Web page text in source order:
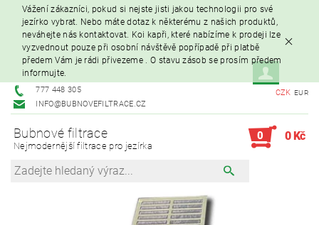
Vážení zákazníci, pokud si nejste jisti jakou technologii pro své
jezírko vybrat. Nebo máte dotaz k některému z našich produktů,
neváhejte nás kontaktovat. Koi kapři, které nabízíme k prodeji lze
vyzvednout pouze při osobní návštěvě popřípadě při platbě
předem Vám je rádi přivezeme . O stavu zásob se prosím předem
informujte.
777 448 305
INFO@BUBNOVEFILTRACE.CZ
CZK EUR
Bubnové filtrace
Nejmodernější filtrace pro jezírka
0 0 Kč